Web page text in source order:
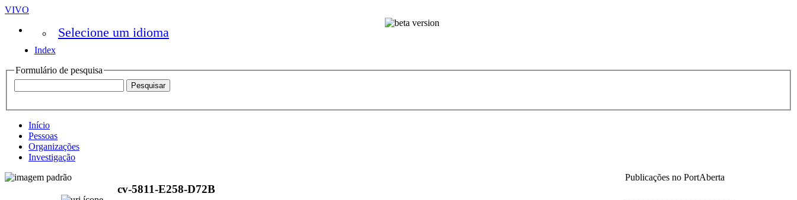
VIVO
Selecione um idioma
Index
Formulário de pesquisa
Início
Pessoas
Organizações
Investigação
Publicações no PortAberta
cv-5811-E258-D72B